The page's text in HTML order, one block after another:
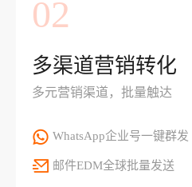
02
多渠道营销转化
多元营销渠道，批量触达
WhatsApp企业号一键群发
邮件EDM全球批量发送